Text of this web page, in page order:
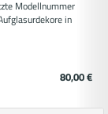
Modellnummer
in
80,00 €